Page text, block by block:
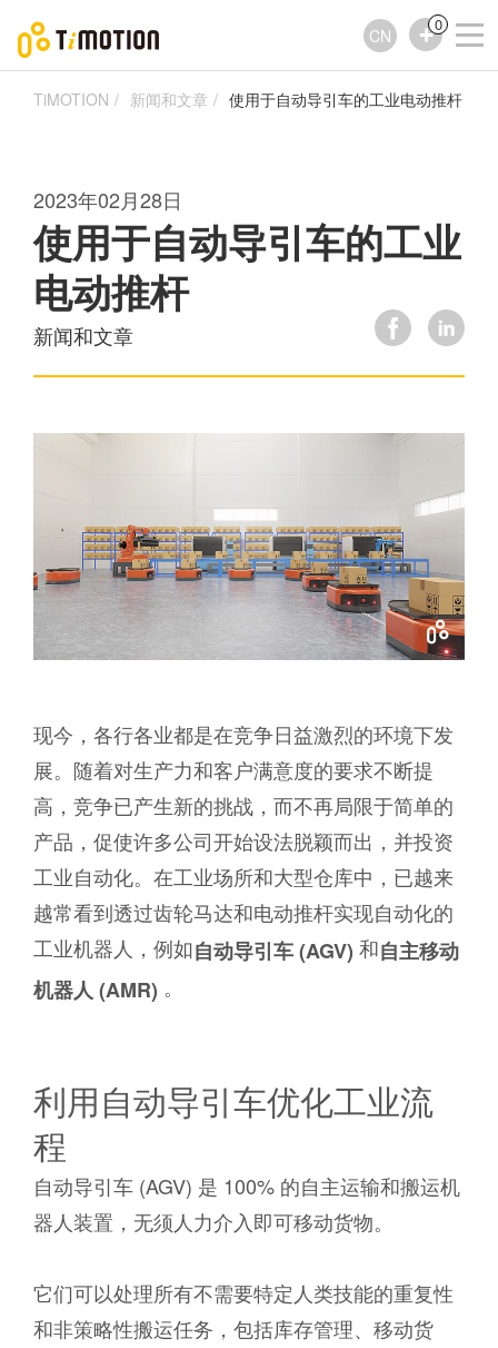
CN
0
TiMOTION 新闻和文章 使用于自动导引车的工业电动推杆
2023年02月28日
使用于自动导引车的工业
电动推杆
新闻和文章
现今，各行各业都是在竞争日益激烈的环境下发
展。随着对生产力和客户满意度的要求不断提
高，竞争已产生新的挑战，而不再局限于简单的
产品，促使许多公司开始设法脱颖而出，并投资
工业自动化。在工业场所和大型仓库中，已越来
越常看到透过齿轮马达和电动推杆实现自动化的
工业机器人，例如自动导引车(AGV) 和自主移动
机器人(AMR) 。
利用自动导引车优化工业流
程
自动导引车 (AGV) 是 100% 的自主运输和搬运机
器人装置，无须人力介入即可移动货物。
它们可以处理所有不需要特定人类技能的重复性
和非策略性搬运任务，包括库存管理、移动货